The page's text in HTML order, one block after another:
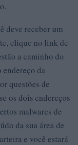
deve receber um
clique no link de
a caminho do
da
questões de
os dois endereços
malwares de
da sua área de
e você estará